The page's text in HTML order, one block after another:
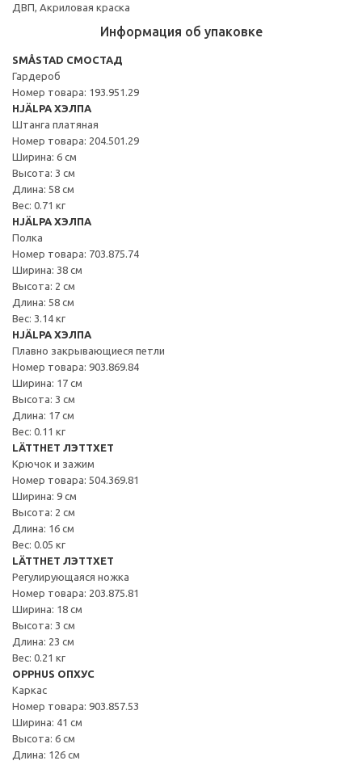
ДВП, Акриловая краска
Информация об упаковке
SMÅSTAD СМОСТАД
Гардероб
Номер товара: 193.951.29
HJÄLPA ХЭЛПА
Штанга платяная
Номер товара: 204.501.29
Ширина: 6 см
Высота: 3 см
Длина: 58 см
Вес: 0.71 кг
HJÄLPA ХЭЛПА
Полка
Номер товара: 703.875.74
Ширина: 38 см
Высота: 2 см
Длина: 58 см
Вес: 3.14 кг
HJÄLPA ХЭЛПА
Плавно закрывающиеся петли
Номер товара: 903.869.84
Ширина: 17 см
Высота: 3 см
Длина: 17 см
Вес: 0.11 кг
LÄTTHET ЛЭТТХЕТ
Крючок и зажим
Номер товара: 504.369.81
Ширина: 9 см
Высота: 2 см
Длина: 16 см
Вес: 0.05 кг
LÄTTHET ЛЭТТХЕТ
Регулирующаяся ножка
Номер товара: 203.875.81
Ширина: 18 см
Высота: 3 см
Длина: 23 см
Вес: 0.21 кг
OPPHUS ОПХУС
Каркас
Номер товара: 903.857.53
Ширина: 41 см
Высота: 6 см
Длина: 126 см